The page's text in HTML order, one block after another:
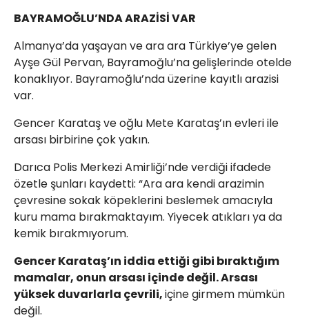
BAYRAMOĞLU’NDA ARAZİSİ VAR
Almanya’da yaşayan ve ara ara Türkiye’ye gelen
Ayşe Gül Pervan, Bayramoğlu’na gelişlerinde otelde
konaklıyor. Bayramoğlu’nda üzerine kayıtlı arazisi
var.
Gencer Karataş ve oğlu Mete Karataş’ın evleri ile
arsası birbirine çok yakın.
Darıca Polis Merkezi Amirliği’nde verdiği ifadede
özetle şunları kaydetti: “Ara ara kendi arazimin
çevresine sokak köpeklerini beslemek amacıyla
kuru mama bırakmaktayım. Yiyecek atıkları ya da
kemik bırakmıyorum.
Gencer Karataş’ın iddia ettiği gibi bıraktığım
mamalar, onun arsası içinde değil. Arsası
yüksek duvarlarla çevrili,içine girmem mümkün
değil.